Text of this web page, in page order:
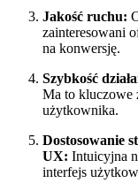
Jakość ruchu:
zainteresowani
na konwersję.
Szybkość
Ma to kluczowe
użytkownika.
Dostosowanie
UX: Intuicyjna
interfejs